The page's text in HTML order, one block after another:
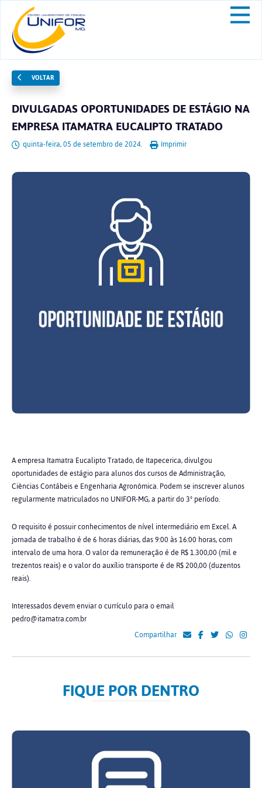
VOLTAR
DIVULGADAS OPORTUNIDADES DE ESTÁGIO NA
EMPRESA ITAMATRA EUCALIPTO TRATADO
quinta-feira, 05 de setembro de 2024. Imprimir
A empresa Itamatra Eucalipto Tratado, de Itapecerica, divulgou
oportunidades de estágio para alunos dos cursos de Administração,
Ciências Contábeis e Engenharia Agronômica. Podem se inscrever alunos
regularmente matriculados no UNIFOR-MG, a partir do 3º período.
O requisito é possuir conhecimentos de nível intermediário em Excel. A
jornada de trabalho é de 6 horas diárias, das 9:00 às 16:00 horas, com
intervalo de uma hora. O valor da remuneração é de R$ 1.300,00 (mil e
trezentos reais) e o valor do auxílio transporte é de R$ 200,00 (duzentos
reais).
Interessados devem enviar o currículo para o email
pedro@itamatra.com.br
Compartilhar
FIQUE POR DENTRO